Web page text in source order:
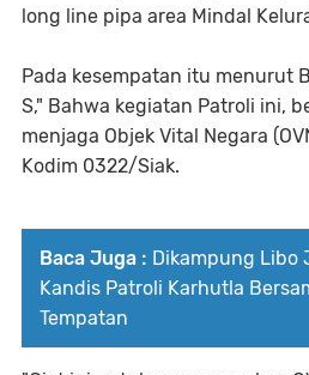
long line pipa area Mindal
Pada kesempatan itu menurut
S," Bahwa kegiatan Patroli ini,
menjaga Objek Vital Negara
Kodim 0322/Siak.
Baca Juga : Dikampung Libo
Kandis Patroli Karhutla
Tempatan